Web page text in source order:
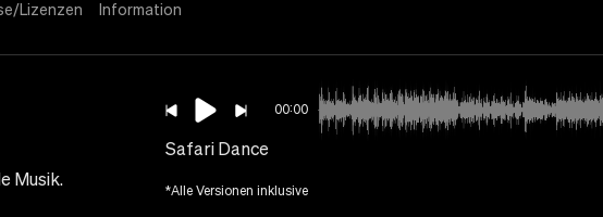
Lizenzen Information
Musik.
00:00
Safari Dance
*Alle Versionen inklusive